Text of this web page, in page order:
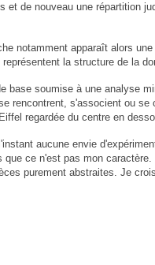
de nouveau une répartition
notamment apparaît alors
la structure de la
base soumise à une analyse
rencontrent, s'associent ou
regardée du centre en
aucune envie
ce n'est pas mon
purement abstraites. Je